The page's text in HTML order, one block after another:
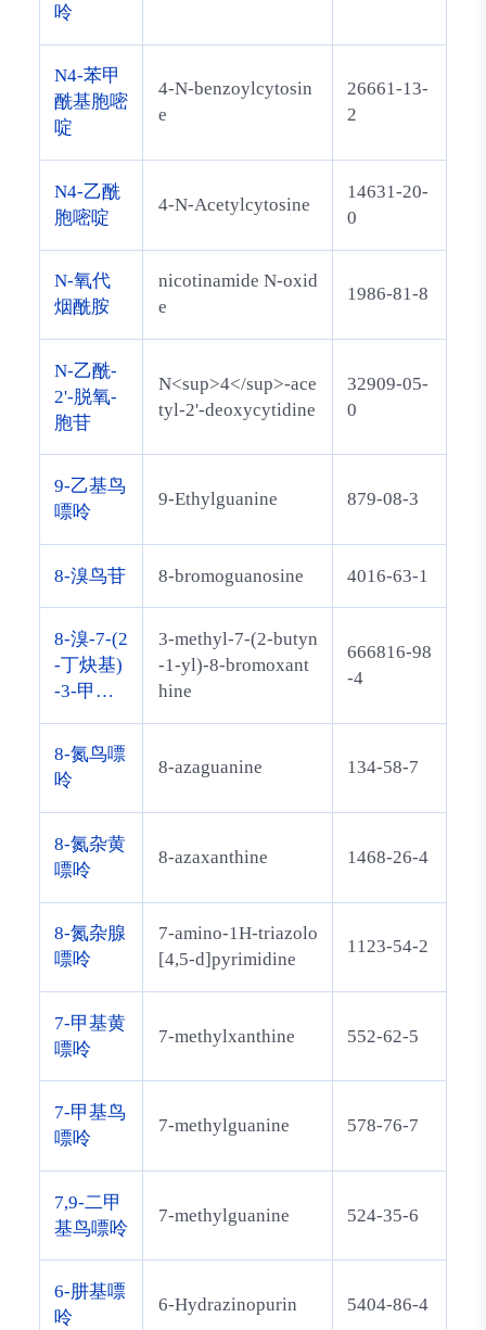
呤
N4-苯甲
酰基胞嘧
啶
4-N-benzoylcytosin
e
26661-13-
2
N4-乙酰
胞嘧啶
4-N-Acetylcytosine
14631-20-
0
N-氧代
烟酰胺
nicotinamide N-oxid
e
1986-81-8
N-乙酰-
2'-脱氧-
胞苷
N<sup>4</sup>-ace
tyl-2'-deoxycytidine
32909-05-
0
9-乙基鸟
嘌呤
9-Ethylguanine 879-08-3
8-溴鸟苷 8-bromoguanosine 4016-63-1
8-溴-7-(2
-丁炔基)
-3-甲基
3-methyl-7-(2-butyn
-1-yl)-8-bromoxant
hine
666816-98
-4
8-氮鸟嘌
呤
8-azaguanine 134-58-7
8-氮杂黄
嘌呤
8-azaxanthine 1468-26-4
8-氮杂腺
嘌呤
7-amino-1H-triazolo
[4,5-d]pyrimidine
1123-54-2
7-甲基黄
嘌呤
7-methylxanthine 552-62-5
7-甲基鸟
嘌呤
7-methylguanine 578-76-7
7,9-二甲
基鸟嘌呤
7-methylguanine 524-35-6
6-肼基嘌
呤
6-Hydrazinopurin 5404-86-4